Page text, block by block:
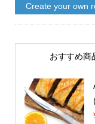
Create your own
おすすめ商